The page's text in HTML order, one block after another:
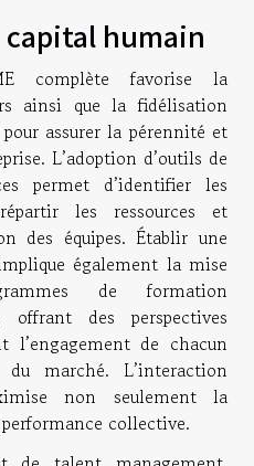
humain
complète favorise la
ainsi que la fidélisation
assurer la pérennité et
L’adoption d’outils de
permet d’identifier les
les ressources et
des équipes. Établir une
également la mise
de formation
offrant des perspectives
l’engagement de chacun
marché. L’interaction
non seulement la
collective.